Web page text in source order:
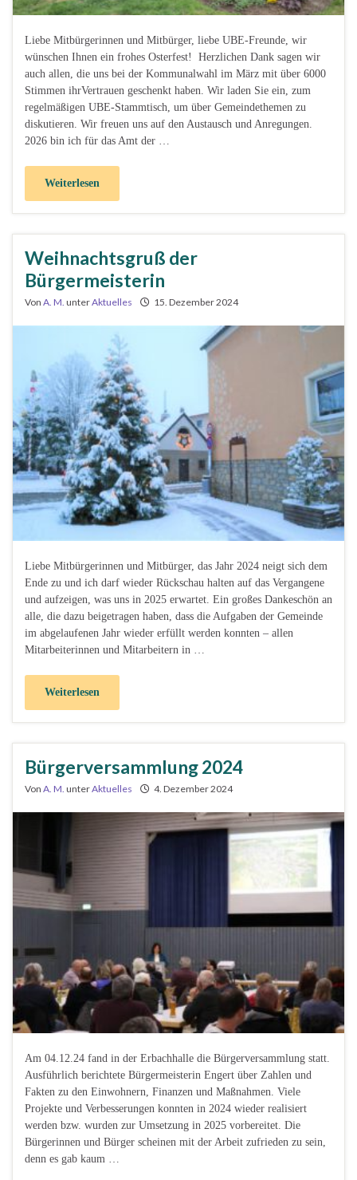
Liebe Mitbürgerinnen und Mitbürger, liebe UBE-Freunde, wir
wünschen Ihnen ein frohes Osterfest! Herzlichen Dank sagen wir
auch allen, die uns bei der Kommunalwahl im März mit über 6000
Stimmen ihrVertrauen geschenkt haben. Wir laden Sie ein, zum
regelmäßigen UBE-Stammtisch, um über Gemeindethemen zu
diskutieren. Wir freuen uns auf den Austausch und Anregungen.
2026 bin ich für das Amt der …
Weiterlesen
Weihnachtsgruß der
Bürgermeisterin
Von A. M. unterAktuelles 15. Dezember 2024
Liebe Mitbürgerinnen und Mitbürger, das Jahr 2024 neigt sich dem
Ende zu und ich darf wieder Rückschau halten auf das Vergangene
und aufzeigen, was uns in 2025 erwartet. Ein großes Dankeschön an
alle, die dazu beigetragen haben, dass die Aufgaben der Gemeinde
im abgelaufenen Jahr wieder erfüllt werden konnten – allen
Mitarbeiterinnen und Mitarbeitern in …
Weiterlesen
Bürgerversammlung 2024
Von A. M. unterAktuelles 4. Dezember 2024
Am 04.12.24 fand in der Erbachhalle die Bürgerversammlung statt.
Ausführlich berichtete Bürgermeisterin Engert über Zahlen und
Fakten zu den Einwohnern, Finanzen und Maßnahmen. Viele
Projekte und Verbesserungen konnten in 2024 wieder realisiert
werden bzw. wurden zur Umsetzung in 2025 vorbereitet. Die
Bürgerinnen und Bürger scheinen mit der Arbeit zufrieden zu sein,
denn es gab kaum …